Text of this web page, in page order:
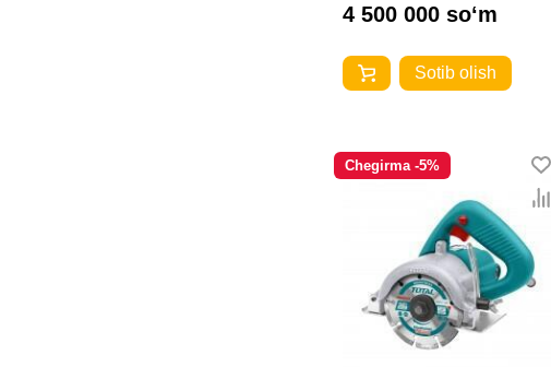
4 500 000 so‘m
Sotib olish
Chegirma -5%